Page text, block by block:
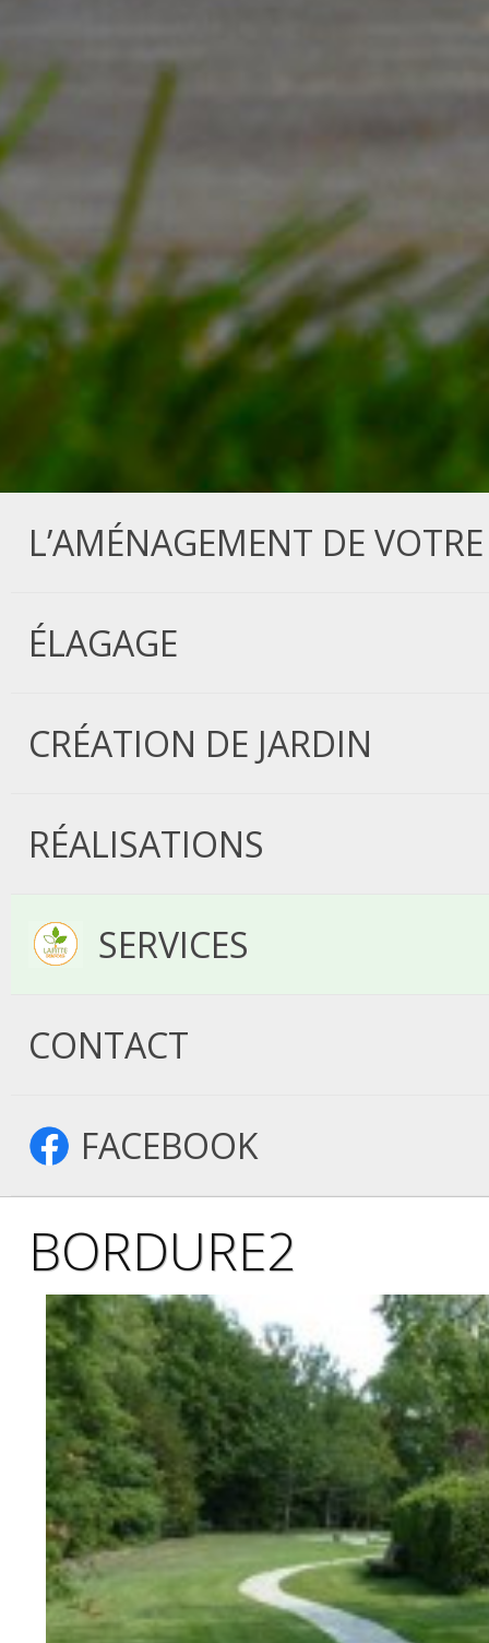
L’AMÉNAGEMENT DE
ÉLAGAGE
CRÉATION DE JARDIN
RÉALISATIONS
SERVICES
CONTACT
FACEBOOK
BORDURE2